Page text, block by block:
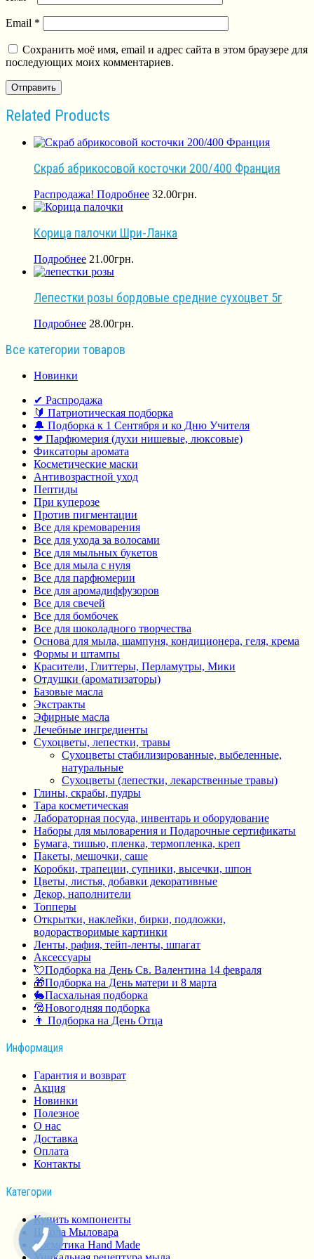
Email *
Сохранить моё имя, email и адрес сайта в этом браузере для
последующих моих комментариев.
Related Products
Скраб абрикосовой косточки 200/400 Франция
Распродажа! Подробнее 32.00грн.
Корица палочки Шри-Ланка
Подробнее 21.00грн.
Лепестки розы бордовые средние сухоцвет 5г
Подробнее 28.00грн.
Все категории товаров
Новинки
✔ Распродажа
🔰 Патриотическая подборка
🔔 Подборка к 1 Сентября и ко Дню Учителя
❤ Парфюмерия (духи нишевые, люксовые)
Фиксаторы аромата
Косметические маски
Антивозрастной уход
Пептиды
При куперозе
Против пигментации
Все для кремоварения
Все для ухода за волосами
Все для мыльных букетов
Все для мыла с нуля
Все для парфюмерии
Все для аромадиффузоров
Все для свечей
Все для бомбочек
Все для шоколадного творчества
Основа для мыла, шампуня, кондиционера, геля, крема
Формы и штампы
Красители, Глиттеры, Перламутры, Мики
Отдушки (ароматизаторы)
Базовые масла
Экстракты
Эфирные масла
Лечебные ингредиенты
Сухоцветы, лепестки, травы
Сухоцветы стабилизированные, выбеленные,
натуральные
Сухоцветы (лепестки, лекарственные травы)
Глины, скрабы, пудры
Тара косметическая
Лабораторная посуда, инвентарь и оборудование
Наборы для мыловарения и Подарочные сертификаты
Бумага, тишью, пленка, термопленка, креп
Пакеты, мешочки, саше
Коробки, трапеции, супники, высечки, шпон
Цветы, листья, добавки декоративные
Декор, наполнители
Топперы
Открытки, наклейки, бирки, подложки,
водорастворимые картинки
Ленты, рафия, тейп-ленты, шпагат
Аксессуары
💘Подборка на День Св. Валентина 14 февраля
🎁Подборка на День матери и 8 марта
🐇Пасхальная подборка
🎅Новогодняя подборка
👨 Подборка на День Отца
Информация
Гарантия и возврат
Акция
Новинки
Полезное
О нас
Доставка
Оплата
Контакты
Категории
Купить компоненты
Школа Мыловара
Косметика Hand Made